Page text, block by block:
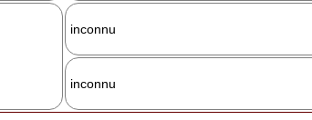
inconnu
inconnu